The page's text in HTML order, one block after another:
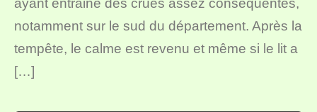
ayant entrainé des crues assez conséquentes,
notamment sur le sud du département. Après la
tempête, le calme est revenu et même si le lit a
[…]